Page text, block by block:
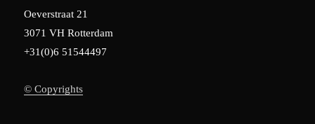
Oeverstraat 21
3071 VH Rotterdam
+31(0)6 51544497
© Copyrights